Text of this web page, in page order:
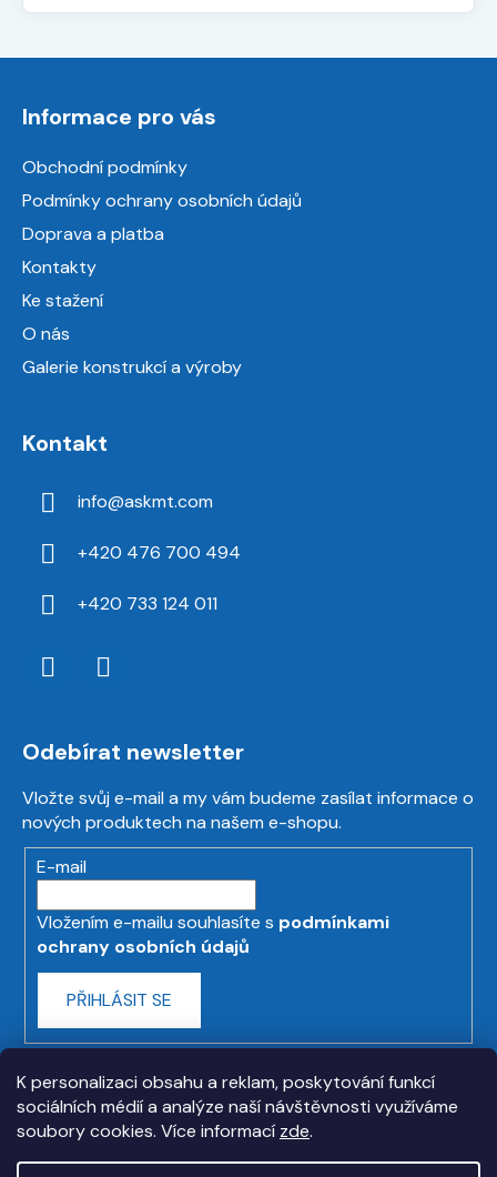
K personalizaci obsahu a reklam, poskytování funkcí
sociálních médií a analýze naší návštěvnosti využíváme
soubory cookies. Více informací zde.
Informace pro vás
Obchodní podmínky
Podmínky ochrany osobních údajů
Doprava a platba
Kontakty
Ke stažení
O nás
Galerie konstrukcí a výroby
Kontakt
info@askmt.com
+420 476 700 494
+420 733 124 011
Odebírat newsletter
Vložte svůj e-mail a my vám budeme zasílat informace o
nových produktech na našem e-shopu.
E-mail
Vložením e-mailu souhlasíte s podmínkami
ochrany osobních údajů
PŘIHLÁSIT SE